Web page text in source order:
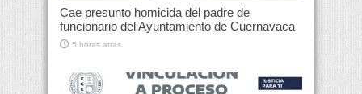
Cae presunto homicida del padre de
funcionario del Ayuntamiento de Cuernavaca
5 horas atras